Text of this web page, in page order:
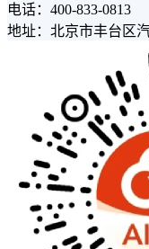
电话：400-833-0813
地址：北京市丰台区